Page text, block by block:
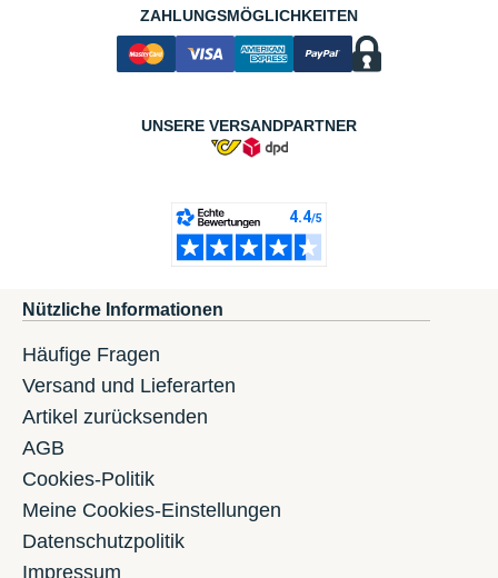
ZAHLUNGSMÖGLICHKEITEN
UNSERE VERSANDPARTNER
Nützliche Informationen
Häufige Fragen
Versand und Lieferarten
Artikel zurücksenden
AGB
Cookies-Politik
Meine Cookies-Einstellungen
Datenschutzpolitik
Impressum